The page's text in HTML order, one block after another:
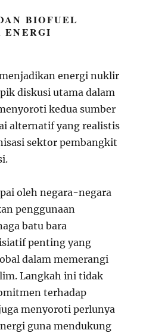
BIOFUEL
ENERGI
energi nuklir
diskusi utama dalam
kedua sumber
alternatif yang realistis
sektor pembangkit
oleh negara-negara
penggunaan
batu bara
penting yang
dalam memerangi
Langkah ini tidak
terhadap
menyoroti perlunya
guna mendukung